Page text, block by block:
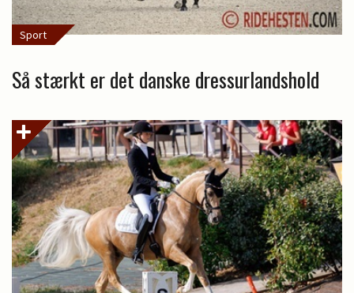
Sport
Så stærkt er det danske dressurlandshold